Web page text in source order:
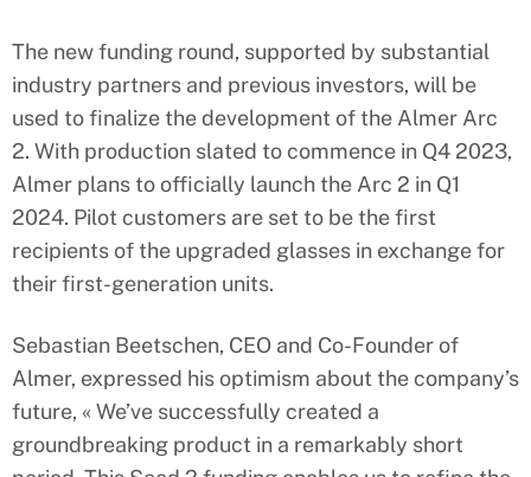
The new funding round, supported by substantial
industry partners and previous investors, will be
used to finalize the development of the Almer Arc
2. With production slated to commence in Q4 2023,
Almer plans to officially launch the Arc 2 in Q1
2024. Pilot customers are set to be the first
recipients of the upgraded glasses in exchange for
their first-generation units.
Sebastian Beetschen, CEO and Co-Founder of
Almer, expressed his optimism about the company’s
future, « We’ve successfully created a
groundbreaking product in a remarkably short